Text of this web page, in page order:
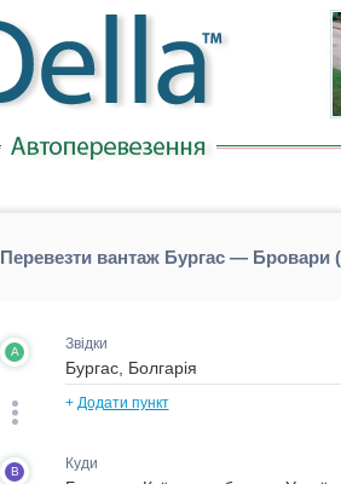
Перевезти вантаж Бургас — Бровари
A Звідки
+ Додати пункт
B Куди